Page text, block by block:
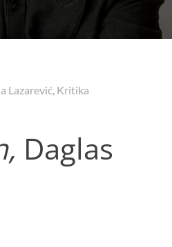
Lazarević, Kritika
Daglas